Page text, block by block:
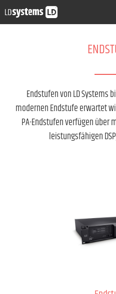
Endstufen von LD Systems
modernen Endstufe erwartet
PA-Endstufen verfügen über
leistungsfähigen